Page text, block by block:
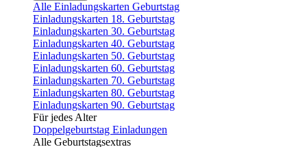
Alle Einladungskarten Geburtstag
Einladungskarten 18. Geburtstag
Einladungskarten 30. Geburtstag
Einladungskarten 40. Geburtstag
Einladungskarten 50. Geburtstag
Einladungskarten 60. Geburtstag
Einladungskarten 70. Geburtstag
Einladungskarten 80. Geburtstag
Einladungskarten 90. Geburtstag
Für jedes Alter
Doppelgeburtstag Einladungen
Alle Geburtstagsextras